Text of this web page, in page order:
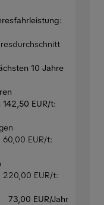
10 Jahre
142,50 EUR/t:
60,00 EUR/t:
220,00 EUR/t:
73,00 EUR/Jahr